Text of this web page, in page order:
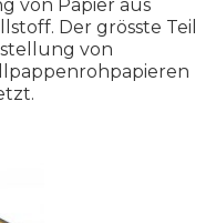
von Papier aus
Der grösste Teil
von